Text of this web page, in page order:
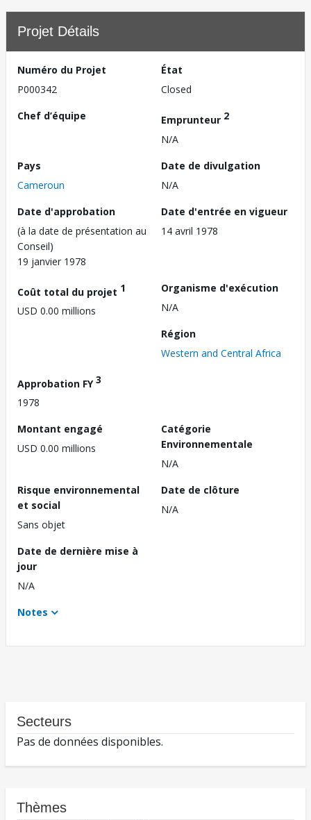
Projet Détails
Numéro du Projet
P000342
État
Closed
Chef d’équipe
Emprunteur 2
N/A
Pays
Cameroun
Date de divulgation
N/A
Date d'approbation
(à la date de présentation au
Conseil)
19 janvier 1978
Date d'entrée en vigueur
14 avril 1978
Coût total du projet 1
USD 0.00 millions
Organisme d'exécution
N/A
Région
Western and Central Africa
Approbation FY3
1978
Montant engagé
USD 0.00 millions
Catégorie
Environnementale
N/A
Risque environnemental
et social
Sans objet
Date de clôture
N/A
Date de dernière mise à
jour
N/A
Notes
Secteurs
Pas de données disponibles.
Thèmes